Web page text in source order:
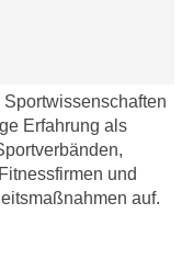
Erfahrung als
und
auf.